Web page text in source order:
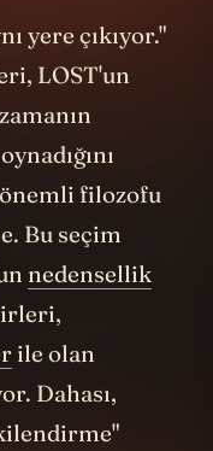
ileri veya geri
de açılıyor.
insan